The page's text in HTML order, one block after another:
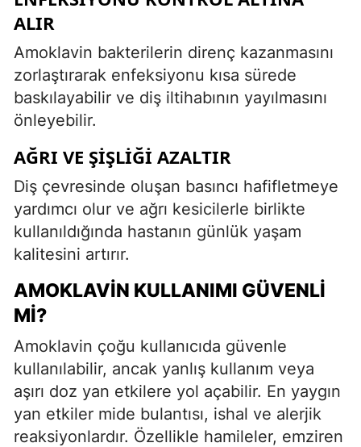
ALIR
Amoklavin bakterilerin direnç kazanmasını
zorlaştırarak enfeksiyonu kısa sürede
baskılayabilir ve diş iltihabının yayılmasını
önleyebilir.
AĞRI VE ŞIŞLIĞI AZALTIR
Diş çevresinde oluşan basıncı hafifletmeye
yardımcı olur ve ağrı kesicilerle birlikte
kullanıldığında hastanın günlük yaşam
kalitesini artırır.
AMOKLAVIN KULLANIMI GÜVENLI
MI?
Amoklavin çoğu kullanıcıda güvenle
kullanılabilir, ancak yanlış kullanım veya
aşırı doz yan etkilere yol açabilir. En yaygın
yan etkiler mide bulantısı, ishal ve alerjik
reaksiyonlardır. Özellikle hamileler, emziren